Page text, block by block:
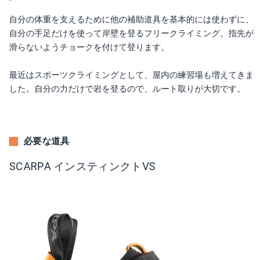
自分の体重を支えるために他の補助道具を基本的には使わずに、
自分の手足だけを使って岸壁を登るフリークライミング。指先が
滑らないようチョークを付けて登ります。
最近はスポーツクライミングとして、屋内の練習場も増えてきま
した。自分の力だけで岩を登るので、ルート取りが大切です。
必要な道具
SCARPA インスティンクトVS